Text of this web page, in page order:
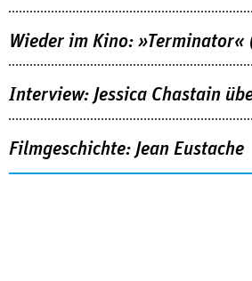
Wieder im Kino:
Interview: Jessica Chastain
Filmgeschichte: Jean Eustache